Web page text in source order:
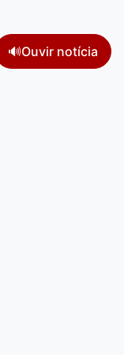
🔊Ouvir notícia